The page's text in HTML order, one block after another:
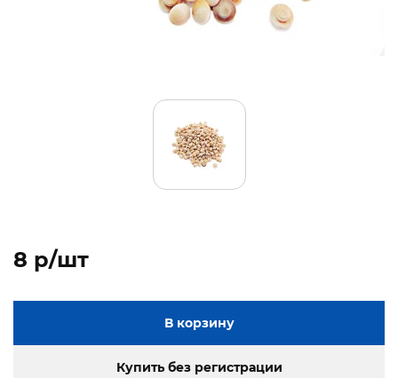
8 p/шт
В корзину
Купить без регистрации